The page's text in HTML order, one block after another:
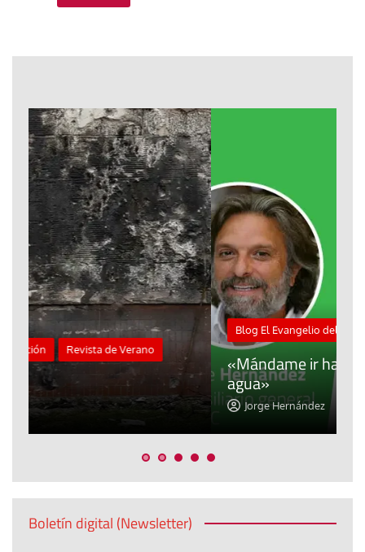
Blog El Evangelio del trabajo
«Mándame ir hacia ti andando sobre el
agua»
Jorge Hernández
Boletín digital (Newsletter)